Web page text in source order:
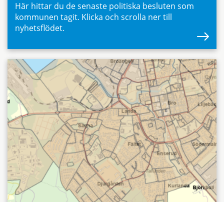
Här hittar du de senaste politiska besluten som
kommunen tagit. Klicka och scrolla ner till
nyhetsflödet.